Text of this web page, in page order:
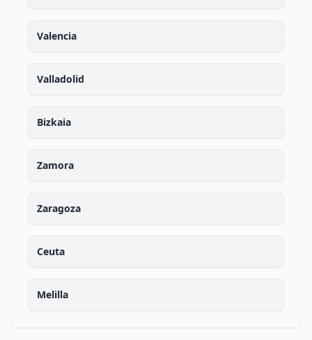
Valencia
Valladolid
Bizkaia
Zamora
Zaragoza
Ceuta
Melilla